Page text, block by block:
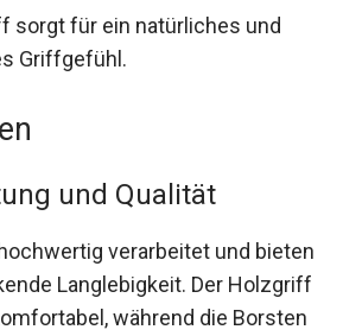
sorgt für ein natürliches und
Griffgefühl.
und Qualität
verarbeitet und bieten
Langlebigkeit. Der Holzgriff
während die Borsten